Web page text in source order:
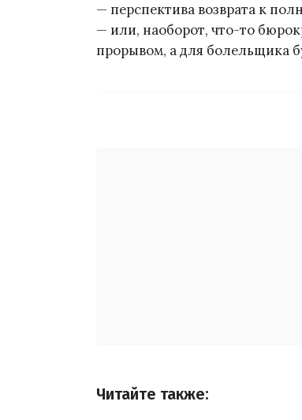
— перспектива возврата к
— или, наоборот, что-то
прорывом, а для болельщика
Читайте также: